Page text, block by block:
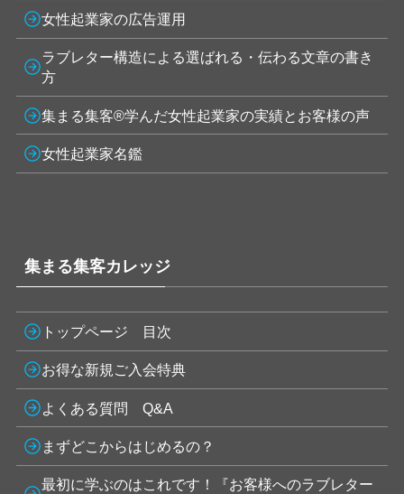
女性起業家の広告運用
ラブレター構造による選ばれる・伝わる文章の書き
方
集まる集客®学んだ女性起業家の実績とお客様の声
女性起業家名鑑
集まる集客カレッジ
トップページ 目次
お得な新規ご入会特典
よくある質問 Q&A
まずどこからはじめるの？
最初に学ぶのはこれです！『お客様へのラブレター